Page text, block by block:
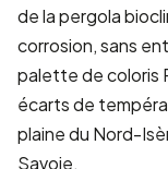
de la pergola
corrosion, sans
palette de coloris
écarts de
plaine du Nord-
Savoie.